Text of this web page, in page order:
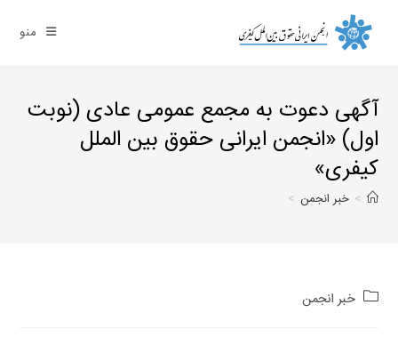
content
منو
آگهی دعوت به مجمع عمومی عادی (نوبت
اول) «انجمن ایرانی حقوق بین الملل
کیفری»
> خبر انجمن >
Postخبر انجمن